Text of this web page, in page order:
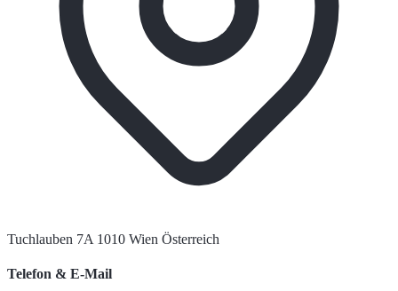
Tuchlauben 7A 1010 Wien Österreich
Telefon & E-Mail